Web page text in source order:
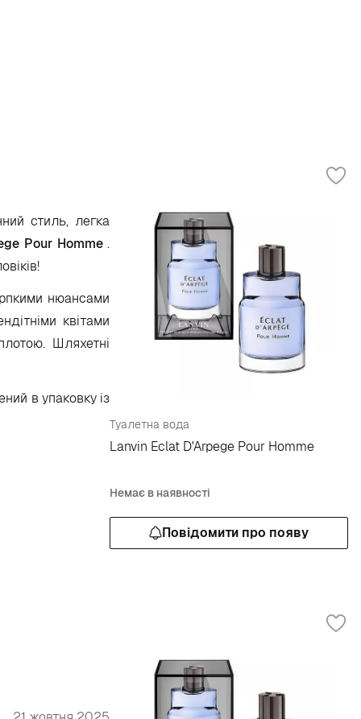
стиль, легка
Pour Homme.
нюансами
квітами
Шляхетні
в упаковку із
Туалетна вода
Lanvin Eclat D'Arpege Pour Homme
Немає в наявності
Повідомити про появу